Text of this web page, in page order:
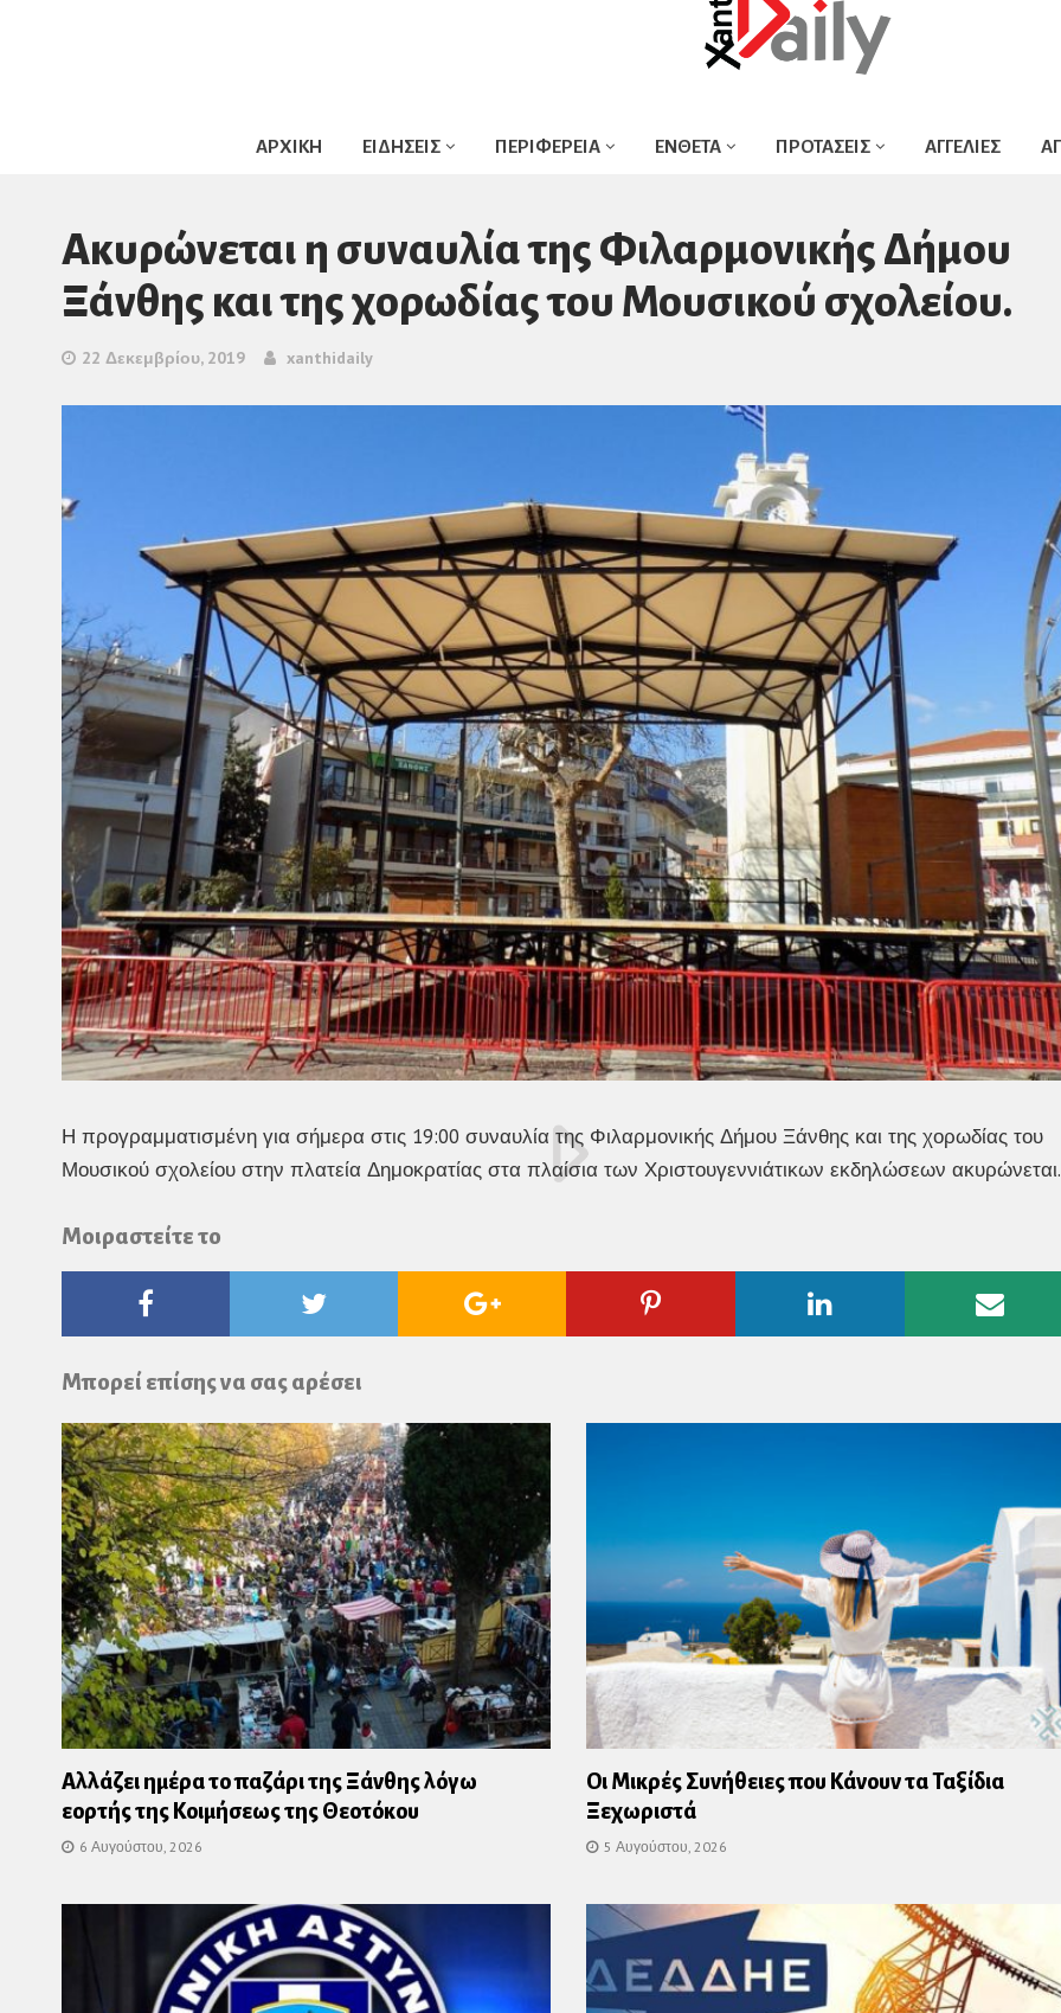
ΑΡΧΙΚΗ ΕΙΔΗΣΕΙΣ ΠΕΡΙΦΕΡΕΙΑ ΕΝΘΕΤΑ ΠΡΟΤΑΣΕΙΣ ΑΓΓΕΛΙΕΣ
Ακυρώνεται η συναυλία της Φιλαρμονικής Δήμου
Ξάνθης και της χορωδίας του Μουσικού σχολείου.
22 Δεκεμβρίου, 2019 xanthidaily
Η προγραμματισμένη για σήμερα στις 19:00 συναυλία της Φιλαρμονικής Δήμου Ξάνθης και της χορωδίας του
Μουσικού σχολείου στην πλατεία Δημοκρατίας στα πλαίσια των Χριστουγεννιάτικων εκδηλώσεων ακυρώνεται.
Μοιραστείτε το
Twitter
Google
Pinterest Linkedin
Μπορεί επίσης να σας αρέσει
Αλλάζει ημέρα το παζάρι της Ξάνθης λόγω
εορτής της Κοιμήσεως της Θεοτόκου
6 Αυγούστου, 2026
Οι Μικρές Συνήθειες που Κάνουν τα Ταξίδια
Ξεχωριστά
5 Αυγούστου, 2026